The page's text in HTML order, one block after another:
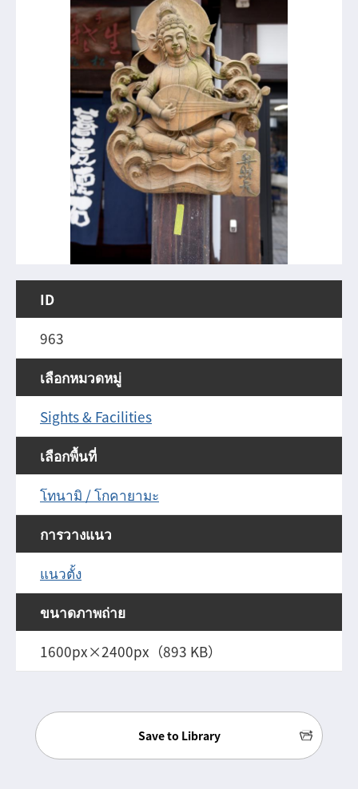
ID
963
เลือกหมวดหมู่
Sights & Facilities
เลือกพื้นที่
โทนามิ / โกคายามะ
การวางแนว
แนวตั้ง
ขนาดภาพถ่าย
1600px×2400px（893 KB）
Save to Library